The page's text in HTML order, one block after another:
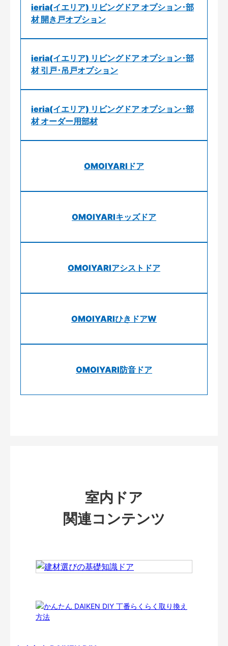
ieria(イエリア) リビングドア オプション･部
材 開き戸オプション
ieria(イエリア) リビングドア オプション･部
材 引戸･吊戸オプション
ieria(イエリア) リビングドア オプション･部
材 オーダー用部材
OMOIYARIドア
OMOIYARIキッズドア
OMOIYARIアシストドア
OMOIYARIひきドアW
OMOIYARI防音ドア
室内ドア
関連コンテンツ